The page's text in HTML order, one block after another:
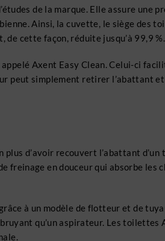
de la marque. Elle assure une
Ainsi, la cuvette, le siège
cette façon, réduite jusqu’à 99,9 %.
Axent Easy Clean. Celui-ci
peut simplement retirer l’abattant
d’avoir recouvert l’abattant
freinage en douceur qui absorbe
à un modèle de flotteur et de
qu’un aspirateur. Les